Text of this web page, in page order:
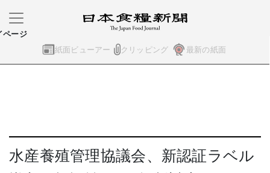
紙面ビューアー クリッピング 最新の紙面
ページ
水産養殖管理協議会、新認証ラベル